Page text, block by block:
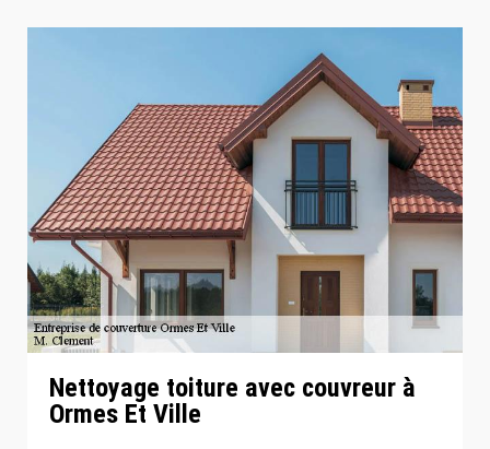
Nettoyage toiture avec couvreur à
Ormes Et Ville